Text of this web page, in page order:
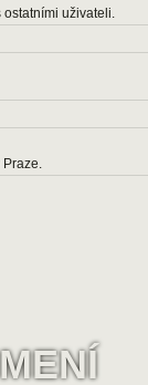
ostatními uživateli.